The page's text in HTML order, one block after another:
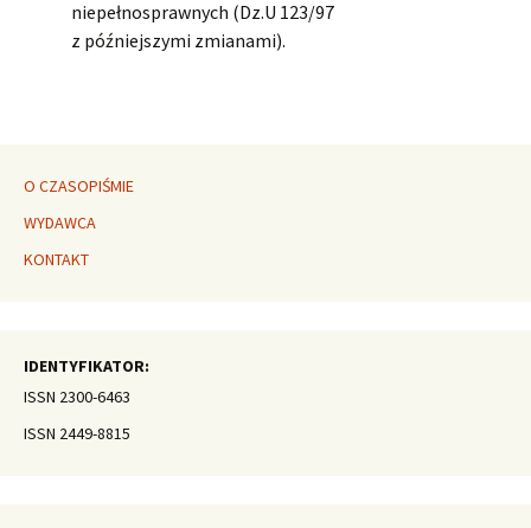
niepełnosprawnych (Dz.U 123/97
z późniejszymi zmianami).
O CZASOPIŚMIE
WYDAWCA
KONTAKT
IDENTYFIKATOR:
ISSN 2300-6463
ISSN 2449-8815